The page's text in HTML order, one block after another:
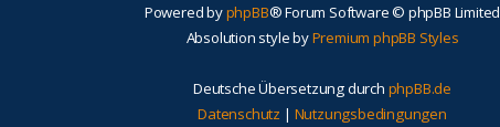
Powered byphpBB® Forum Software © phpBB Limited
Absolution style byPremium phpBB Styles
Deutsche Übersetzung durch phpBB.de
Datenschutz | Nutzungsbedingungen